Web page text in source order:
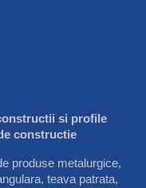
si profile
constructie
, teava patrata